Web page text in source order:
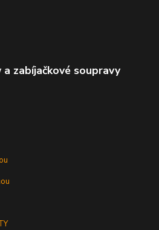
zabíjačkové soupravy